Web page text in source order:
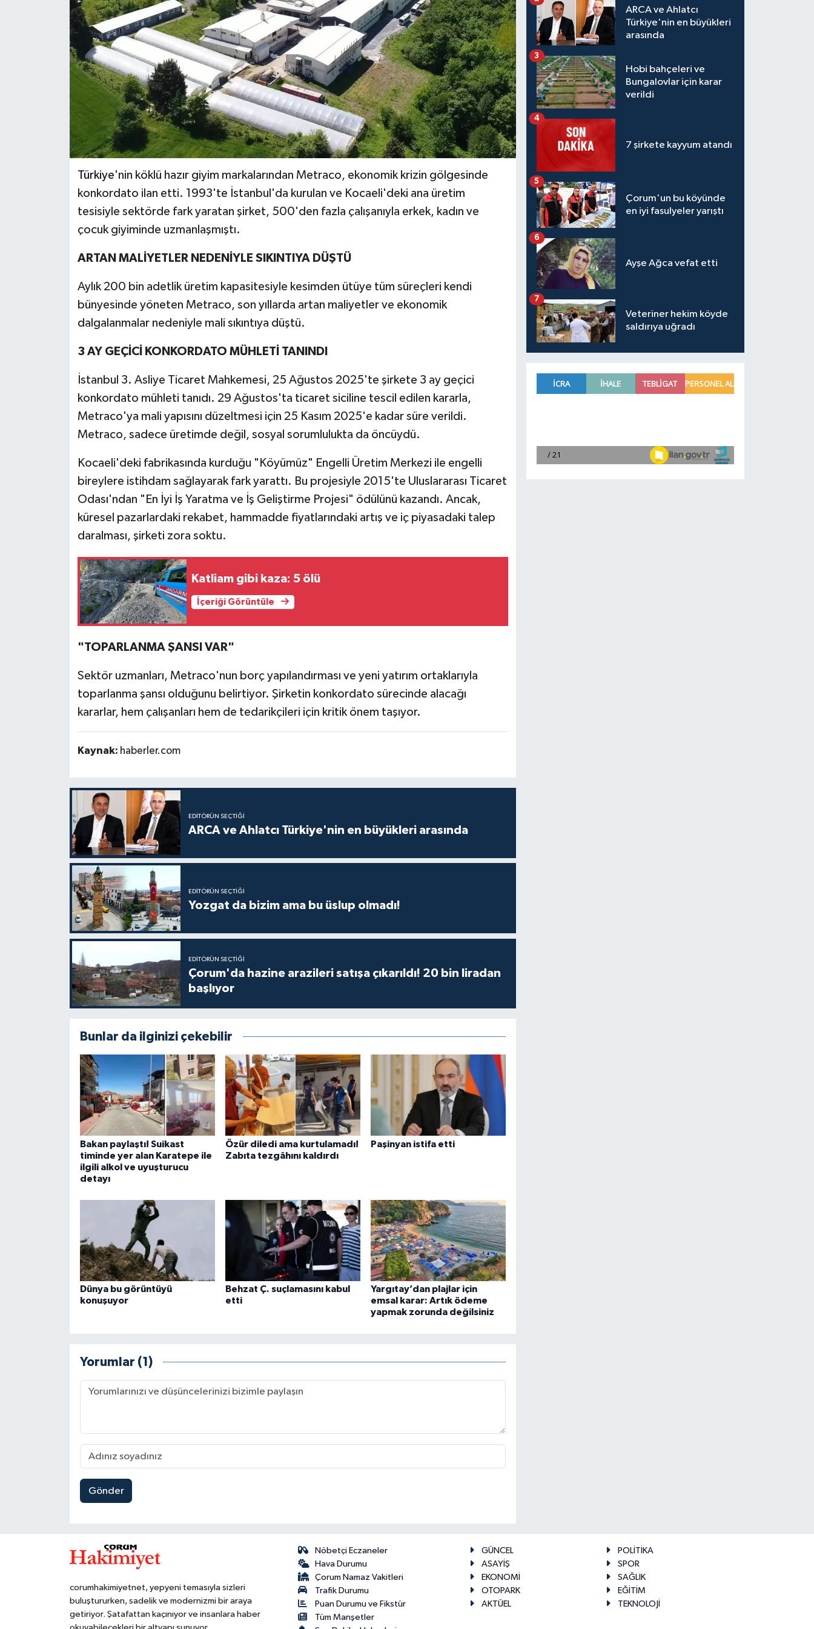
Türkiye'nin köklü hazır giyim markalarından Metraco, ekonomik krizin gölgesinde
konkordato ilan etti. 1993'te İstanbul'da kurulan ve Kocaeli'deki ana üretim
tesisiyle sektörde fark yaratan şirket, 500'den fazla çalışanıyla erkek, kadın ve
çocuk giyiminde uzmanlaşmıştı.
ARTAN MALİYETLER NEDENİYLE SIKINTIYA DÜŞTÜ
Aylık 200 bin adetlik üretim kapasitesiyle kesimden ütüye tüm süreçleri kendi
bünyesinde yöneten Metraco, son yıllarda artan maliyetler ve ekonomik
dalgalanmalar nedeniyle mali sıkıntıya düştü.
3 AY GEÇİCİ KONKORDATO MÜHLETİ TANINDI
İstanbul 3. Asliye Ticaret Mahkemesi, 25 Ağustos 2025'te şirkete 3 ay geçici
konkordato mühleti tanıdı. 29 Ağustos'ta ticaret siciline tescil edilen kararla,
Metraco'ya mali yapısını düzeltmesi için 25 Kasım 2025'e kadar süre verildi.
Metraco, sadece üretimde değil, sosyal sorumlulukta da öncüydü.
Kocaeli'deki fabrikasında kurduğu "Köyümüz" Engelli Üretim Merkezi ile engelli
bireylere istihdam sağlayarak fark yarattı. Bu projesiyle 2015'te Uluslararası Ticaret
Odası'ndan "En İyi İş Yaratma ve İş Geliştirme Projesi" ödülünü kazandı. Ancak,
küresel pazarlardaki rekabet, hammadde fiyatlarındaki artış ve iç piyasadaki talep
daralması, şirketi zora soktu.
Katliam gibi kaza: 5 ölü
İçeriği Görüntüle
"TOPARLANMA ŞANSI VAR"
Sektör uzmanları, Metraco'nun borç yapılandırması ve yeni yatırım ortaklarıyla
toparlanma şansı olduğunu belirtiyor. Şirketin konkordato sürecinde alacağı
kararlar, hem çalışanları hem de tedarikçileri için kritik önem taşıyor.
Kaynak: haberler.com
EDITÖRÜN SEÇTIĞI
ARCA ve Ahlatcı Türkiye'nin en büyükleri arasında
EDITÖRÜN SEÇTIĞI
Yozgat da bizim ama bu üslup olmadı!
EDITÖRÜN SEÇTIĞI
Çorum'da hazine arazileri satışa çıkarıldı! 20 bin liradan
başlıyor
Bunlar da ilginizi çekebilir
Bakan paylaştı! Suikast
timinde yer alan Karatepe ile
ilgili alkol ve uyuşturucu
detayı
Özür diledi ama kurtulamadı!
Zabıta tezgâhını kaldırdı
Paşinyan istifa etti
Dünya bu görüntüyü
konuşuyor
Behzat Ç. suçlamasını kabul
etti
Yargıtay’dan plajlar için
emsal karar: Artık ödeme
yapmak zorunda değilsiniz
Yorumlar (1)
Gönder
ARCA ve Ahlatcı
Türkiye'nin en büyükleri
arasında
Hobi bahçeleri ve
Bungalovlar için karar
verildi
3
7 şirkete kayyum atandı
4
Çorum'un bu köyünde
en iyi fasulyeler yarıştı
5
Ayşe Ağca vefat etti
6
Veteriner hekim köyde
saldırıya uğradı
7
corumhakimiyetnet, yepyeni temasıyla sizleri
buluştururken, sadelik ve modernizmi bir araya
getiriyor. Şatafattan kaçınıyor ve insanlara haber
okuyabilecekleri bir altyapı sunuyor.
Nöbetçi Eczaneler
Hava Durumu
Çorum Namaz Vakitleri
Trafik Durumu
Puan Durumu ve Fikstür
Tüm Manşetler
GÜNCEL
POLİTİKA
ASAYİŞ
SPOR
EKONOMİ
SAĞLIK
OTOPARK
EĞİTİM
AKTÜEL
TEKNOLOJİ
OTOPARK
TEKNOLOJİ